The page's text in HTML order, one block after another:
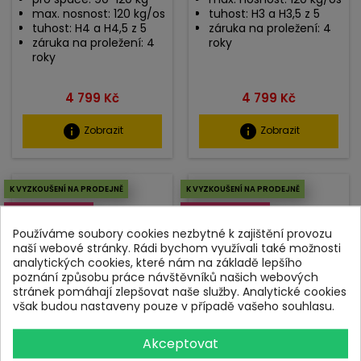
max. nosnost: 120 kg/os
tuhost: H4 a H4,5 z 5
záruka na proležení: 4
roky
Cena
4 799 Kč
info Zobrazit
tuhost: H3 a H3,5 z 5
záruka na proležení: 4
roky
Cena
4 799 Kč
info Zobrazit
K VYZKOUŠENÍ NA PRODEJNĚ
Matrace Ideal Soft
Matrace nižší střední
K VYZKOUŠENÍ NA PRODEJNĚ
Matrace Ideal Memory
Hard
Používáme soubory cookies nezbytné k zajištění provozu
naší webové stránky. Rádi bychom využívali také možnosti
analytických cookies, které nám na základě lepšího
poznání způsobu práce návštěvníků našich webových
stránek pomáhají zlepšovat naše služby. Analytické cookies
však budou nastaveny pouze v případě vašeho souhlasu.
Akceptovat